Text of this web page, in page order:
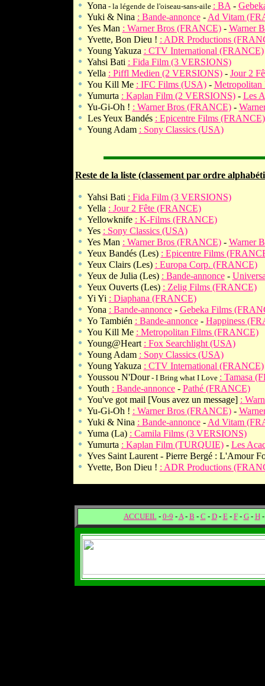
Yona- la légende de l'oiseau-sans-aile : BA -
Yuki & Nina : Bande-annonce- Ad Vitam
Yes Man : Warner Bros (FRANCE)- Warner
Yvette, Bon Dieu ! : ADR Productions
Young Yakuza : CTV International (FRANCE)
Yahsi Bati : Fida Film (3 VERSIONS)
Yella : Piffl Medien (2 VERSIONS)- Jour 2
You Kill Me : IFC Films (USA)-
Yumurta : Kaplan Film (2 VERSIONS)- Les
Yu-Gi-Oh ! : Warner Bros (FRANCE)-
Les Yeux Bandés : Epicentre Films (FRANCE)
Young Adam : Sony Classics (USA)
Reste de la liste (classement par ordre
Yahsi Bati : Fida Film (3 VERSIONS)
Yella : Jour 2 Fête (FRANCE)
Yellowknife : K-Films (FRANCE)
Yes : Sony Classics (USA)
Yes Man : Warner Bros (FRANCE)- Warner
Yeux Bandés (Les) : Epicentre Films
Yeux Clairs (Les) : Europa Corp. (FRANCE)
Yeux de Julia (Les) : Bande-annonce-
Yeux Ouverts (Les) : Zelig Films (FRANCE)
Yi Yi : Diaphana (FRANCE)
Yona : Bande-annonce- Gebeka Films
Yo También : Bande-annonce- Happiness
You Kill Me : Metropolitan Films (FRANCE)
Young@Heart : Fox Searchlight (USA)
Young Adam : Sony Classics (USA)
Young Yakuza : CTV International (FRANCE)
Youssou N'Dour- I Bring what I Love : Tamasa
Youth : Bande-annonce- Pathé (FRANCE)
You've got mail [Vous avez un message] :
Yu-Gi-Oh ! : Warner Bros (FRANCE)-
Yuki & Nina : Bande-annonce- Ad Vitam
Yuma (La) : Camila Films (3 VERSIONS)
Yumurta : Kaplan Film (TURQUIE)- Les
Yves Saint Laurent - Pierre Bergé : L'Amour
Yvette, Bon Dieu ! : ADR Productions
ACCUEIL- 0-9 -A- B - C - D- E- F- G- H